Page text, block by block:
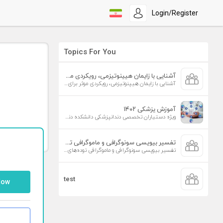
Login/Register
Topics For You
آشنایی با زایمان هیپنوتیزمی، رویکردی موثر برای افزایش تمایل به زایمان طبیعی
آشنایی با زایمان هیپنوتیزمی، رویکردی موثر برای افزایش تمایل به زایمان طبیعی
آموزش پزشکی ۱۴۰۲
ویژه دستیاران تخصصی دندانپزشکی دانشکده دندانپزشکی دانشگاه علوم پزشکی تهران
تفسیر بیوپسی سونوگرافی و ماموگرافی توده‌های پستان
تفسیر بیوپسی سونوگرافی و ماموگرافی توده‌های پستان
test